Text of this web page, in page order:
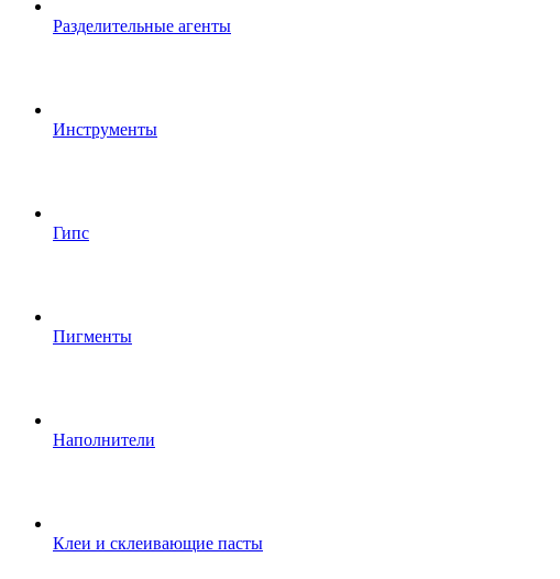
Разделительные агенты
Инструменты
Гипс
Пигменты
Наполнители
Клеи и склеивающие пасты